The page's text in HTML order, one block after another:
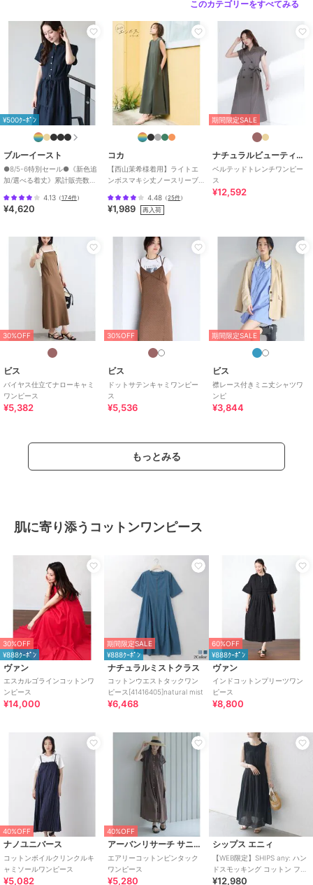
素材
綿 64% ナイロン 36%
商品のお取り扱い方法
お手入れ
洗濯機|漂白不可|タンブル乾燥不
可|自然乾燥|アイロン仕上げ可|ド
ライ可|ウエットクリーニング可
原産国 中国
このカテゴリーをすべてみる
¥500ｸｰﾎﾟﾝ
ブルーイースト
●8/5-6特別セール●《新色追
加/選べる着丈》累計販売数
ンピース
4.13 （174件）
¥4,620
コカ
【西山茉希様着用】ライトエ
ンボスマキシ丈ノースリーブ
にくい・速乾
4.48 （25件）
¥1,989 再入荷
期間限定SALE
ナチュラルビューティーベーシック
ベルテッドトレンチワンピー
ス
¥12,592
30%OFF
ビス
バイヤス仕立てナローキャミ
ワンピース
¥5,382
30%OFF
ビス
ドットサテンキャミワンピー
ス
¥5,536
期間限定SALE
ビス
襟レース付きミニ丈シャツワ
ンピ
¥3,844
もっとみる
肌に寄り添うコットンワンピース
30%OFF
¥888ｸｰﾎﾟﾝ
ヴァン
エスカルゴラインコットンワ
ンピース
¥14,000
期間限定SALE
¥888ｸｰﾎﾟﾝ
ナチュラルミストクラス
コットンウエストタックワン
ピース[41416405]natural mist
¥6,468
60%OFF
¥888ｸｰﾎﾟﾝ
ヴァン
インドコットンプリーツワン
ピース
¥8,800
40%OFF
ナノユニバース
コットンボイルクリンクルキ
ャミソールワンピース
¥5,082
40%OFF
アーバンリサーチ サニーレーベル
エアリーコットンピンタック
ワンピース
¥5,280
シップス エニィ
【WEB限定】SHIPS any: ハン
ドスモッキング コットン フレ
ア ノースリーブ ワンピース
¥12,980